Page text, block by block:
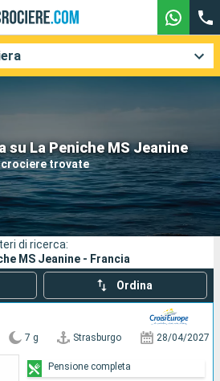
su La Peniche MS Jeanine
crociere trovate
Compagnie
Ricerca
di ricerca:
MS Jeanine - Francia
Ordina
7 g Strasburgo 28/04/2027
Pensione completa